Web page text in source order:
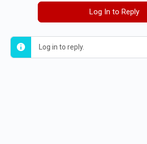
Log In to Reply
Log in to reply.